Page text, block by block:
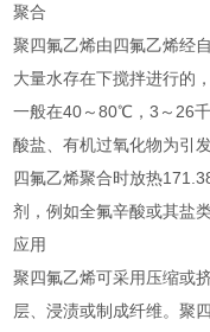
聚合
聚四氟乙烯由四氟乙烯经
大量水存在下搅拌进行的
一般在40～80℃，3～26
酸盐、有机过氧化物为引
四氟乙烯聚合时放热
剂，例如全氟辛酸或其盐类
应用
聚四氟乙烯可采用压缩或
层、浸渍或制成纤维。聚